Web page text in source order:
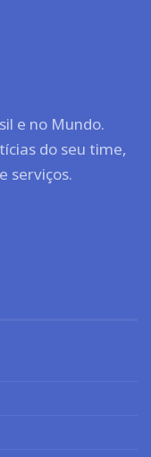
e no Mundo.
do seu time,
serviços.